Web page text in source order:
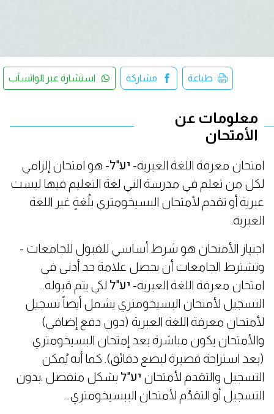
طباعة مشاركة استشارة عبر الواتسآب
معلومات عن
الأمتحان
امتحان معرفة اللغة العبرية- יע"ל- هو امتحان إلزامي
لكل من تعلم في مدرسة التي لغة التعليم فيها ليست
عبرية أو تقدم لأمتحان البسيخومتري بلُغةٍ غير اللغة
العبرية.
اجتياز الأمتحان هو شرط أساسي للقبول للجامعات -
وتشترط الجامعات أن يحصل علامة حد أدنى في
امتحان معرفة اللغة العبرية- יע"ל لكي يتم قبوله...
التسجيل لأمتحان البسيخومتري يشمل أيضاً تسجيل
لأمتحان معرفة اللغة العبرية (دون دفع إضافي)
والأمتحان يكون مباشرة بعد إمتحان البسيخومتري
(بعد استراحة قصيرة لبضع دقائق). كما أنه يُمكن
التسجيل والتقدم لأمتحان יע"ל بشكل منفصل ،بدون
التسجيل أو التقدُم لأمتحان الببسيخومتري...